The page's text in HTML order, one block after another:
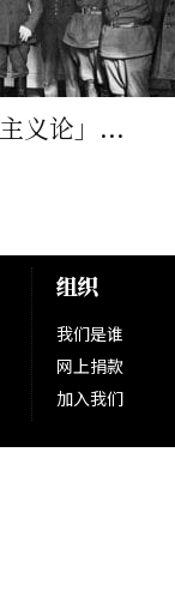
义论」...
组织
我们是谁
网上捐款
加入我们